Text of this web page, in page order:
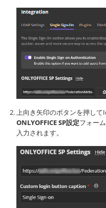
上向き矢印のボタンを押して
ONLYOFFICE SP設定フォー
入力されます。